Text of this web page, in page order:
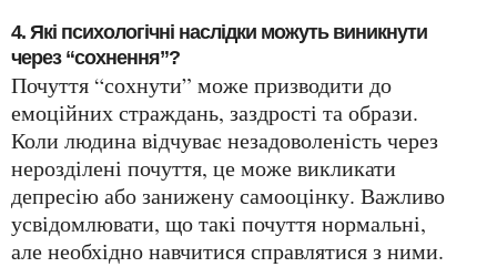
4. Які психологічні наслідки можуть виникнути
через “сохнення”?
Почуття “сохнути” може призводити до
емоційних страждань, заздрості та образи.
Коли людина відчуває незадоволеність через
нерозділені почуття, це може викликати
депресію або занижену самооцінку. Важливо
усвідомлювати, що такі почуття нормальні,
але необхідно навчитися справлятися з ними.